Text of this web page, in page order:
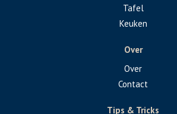
Tafel
Keuken
Over
Over
Contact
Tips & Tricks